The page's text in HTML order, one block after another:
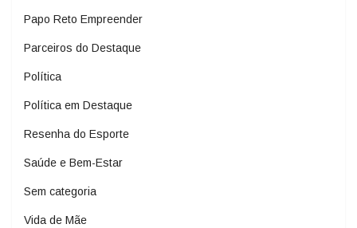
Papo Reto Empreender
Parceiros do Destaque
Política
Política em Destaque
Resenha do Esporte
Saúde e Bem-Estar
Sem categoria
Vida de Mãe